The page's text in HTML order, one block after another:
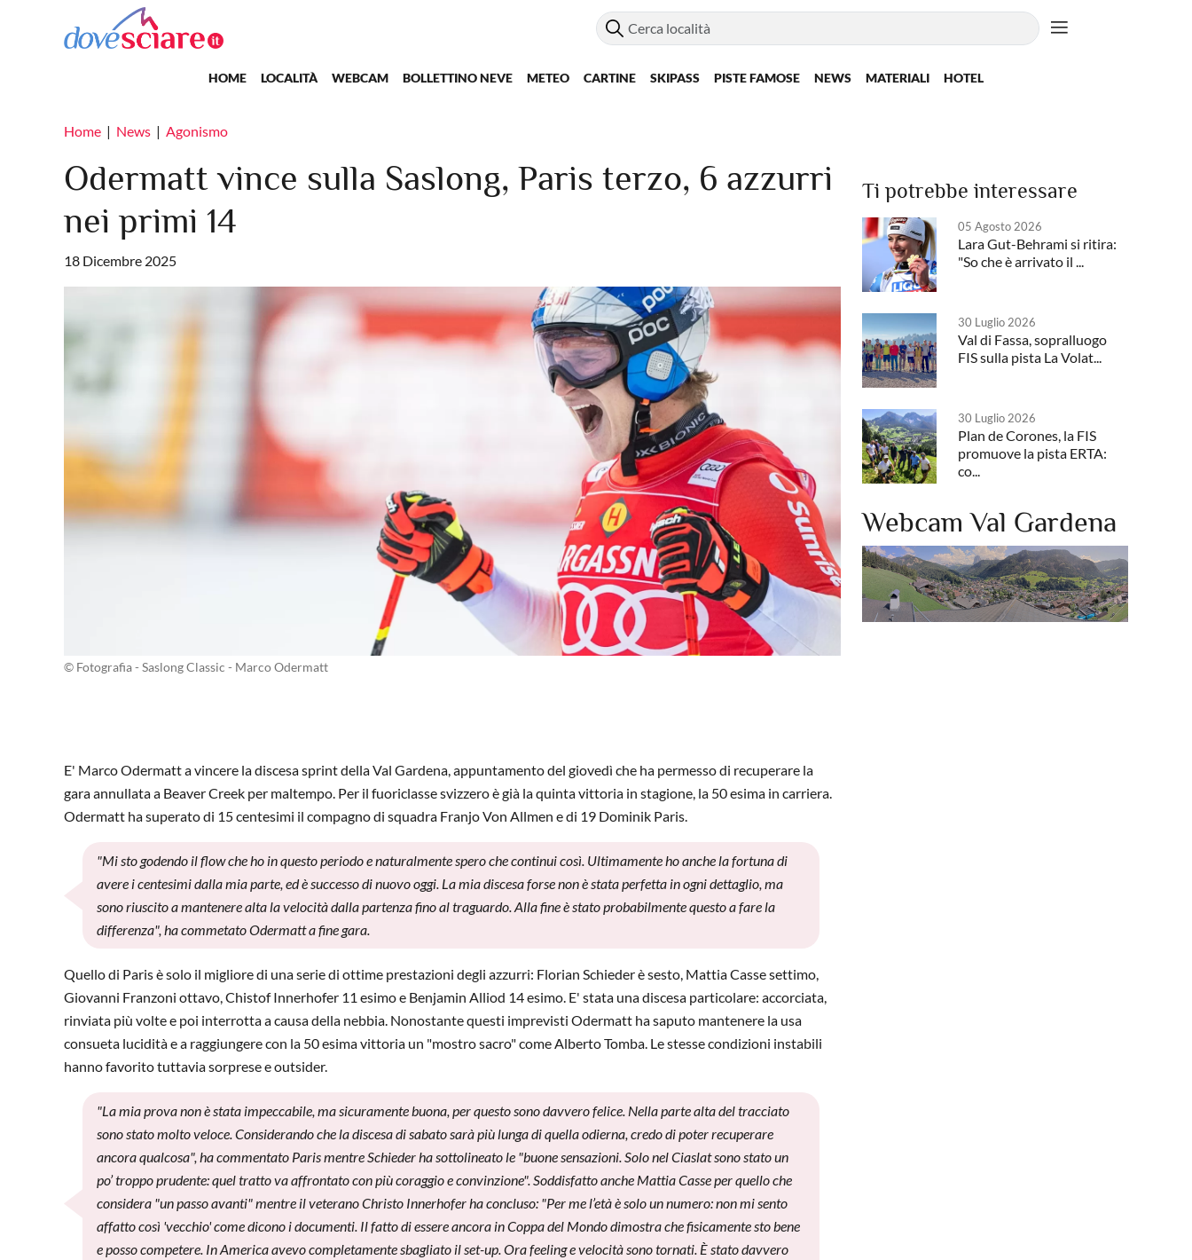
Salta al contenuto principale
Main navigation
HOME LOCALITÀ WEBCAM BOLLETTINO NEVE METEO CARTINE SKIPASS PISTE FAMOSE NEWS MATERIALI HOTEL
Home News Agonismo
Odermatt vince sulla Saslong, Paris terzo, 6 azzurri
nei primi 14
18 Dicembre 2025
© Fotografia - Saslong Classic - Marco Odermatt
E' Marco Odermatt a vincere la discesa sprint della Val Gardena, appuntamento del giovedì che ha permesso di recuperare la
gara annullata a Beaver Creek per maltempo. Per il fuoriclasse svizzero è già la quinta vittoria in stagione, la 50 esima in carriera.
Odermatt ha superato di 15 centesimi il compagno di squadra Franjo Von Allmen e di 19 Dominik Paris.
"Mi sto godendo il flow che ho in questo periodo e naturalmente spero che continui così. Ultimamente ho anche la fortuna di
avere i centesimi dalla mia parte, ed è successo di nuovo oggi. La mia discesa forse non è stata perfetta in ogni dettaglio, ma
sono riuscito a mantenere alta la velocità dalla partenza fino al traguardo. Alla fine è stato probabilmente questo a fare la
differenza", ha commetato Odermatt a fine gara.
Quello di Paris è solo il migliore di una serie di ottime prestazioni degli azzurri: Florian Schieder è sesto, Mattia Casse settimo,
Giovanni Franzoni ottavo, Chistof Innerhofer 11 esimo e Benjamin Alliod 14 esimo. E' stata una discesa particolare: accorciata,
rinviata più volte e poi interrotta a causa della nebbia. Nonostante questi imprevisti Odermatt ha saputo mantenere la usa
consueta lucidità e a raggiungere con la 50 esima vittoria un "mostro sacro" come Alberto Tomba. Le stesse condizioni instabili
hanno favorito tuttavia sorprese e outsider.
"La mia prova non è stata impeccabile, ma sicuramente buona, per questo sono davvero felice. Nella parte alta del tracciato
sono stato molto veloce. Considerando che la discesa di sabato sarà più lunga di quella odierna, credo di poter recuperare
ancora qualcosa", ha commentato Paris mentre Schieder ha sottolineato le "buone sensazioni. Solo nel Ciaslat sono stato un
po’ troppo prudente: quel tratto va affrontato con più coraggio e convinzione". Soddisfatto anche Mattia Casse per quello che
considera "un passo avanti" mentre il veterano Christo Innerhofer ha concluso: "Per me l’età è solo un numero: non mi sento
affatto così 'vecchio' come dicono i documenti. Il fatto di essere ancora in Coppa del Mondo dimostra che fisicamente sto bene
e posso competere. In America avevo completamente sbagliato il set-up. Ora feeling e velocità sono tornati. È stato davvero
Ti potrebbe interessare
05 Agosto 2026
Lara Gut-Behrami si ritira:
"So che è arrivato il ...
30 Luglio 2026
Val di Fassa, sopralluogo
FIS sulla pista La Volat...
30 Luglio 2026
Plan de Corones, la FIS
promuove la pista ERTA:
co...
Webcam Val Gardena